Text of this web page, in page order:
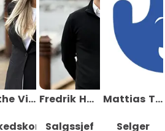
Viken Fredrik
Heggland
Salgssjef
Mattias
Totland
Selger